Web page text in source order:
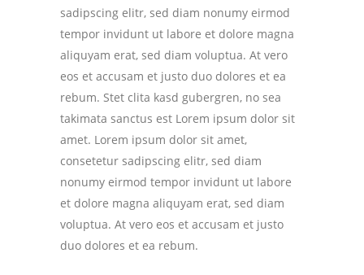
sadipscing elitr, sed diam nonumy eirmod
tempor invidunt ut labore et dolore magna
aliquyam erat, sed diam voluptua. At vero
eos et accusam et justo duo dolores et ea
rebum. Stet clita kasd gubergren, no sea
takimata sanctus est Lorem ipsum dolor sit
amet. Lorem ipsum dolor sit amet,
consetetur sadipscing elitr, sed diam
nonumy eirmod tempor invidunt ut labore
et dolore magna aliquyam erat, sed diam
voluptua. At vero eos et accusam et justo
duo dolores et ea rebum.